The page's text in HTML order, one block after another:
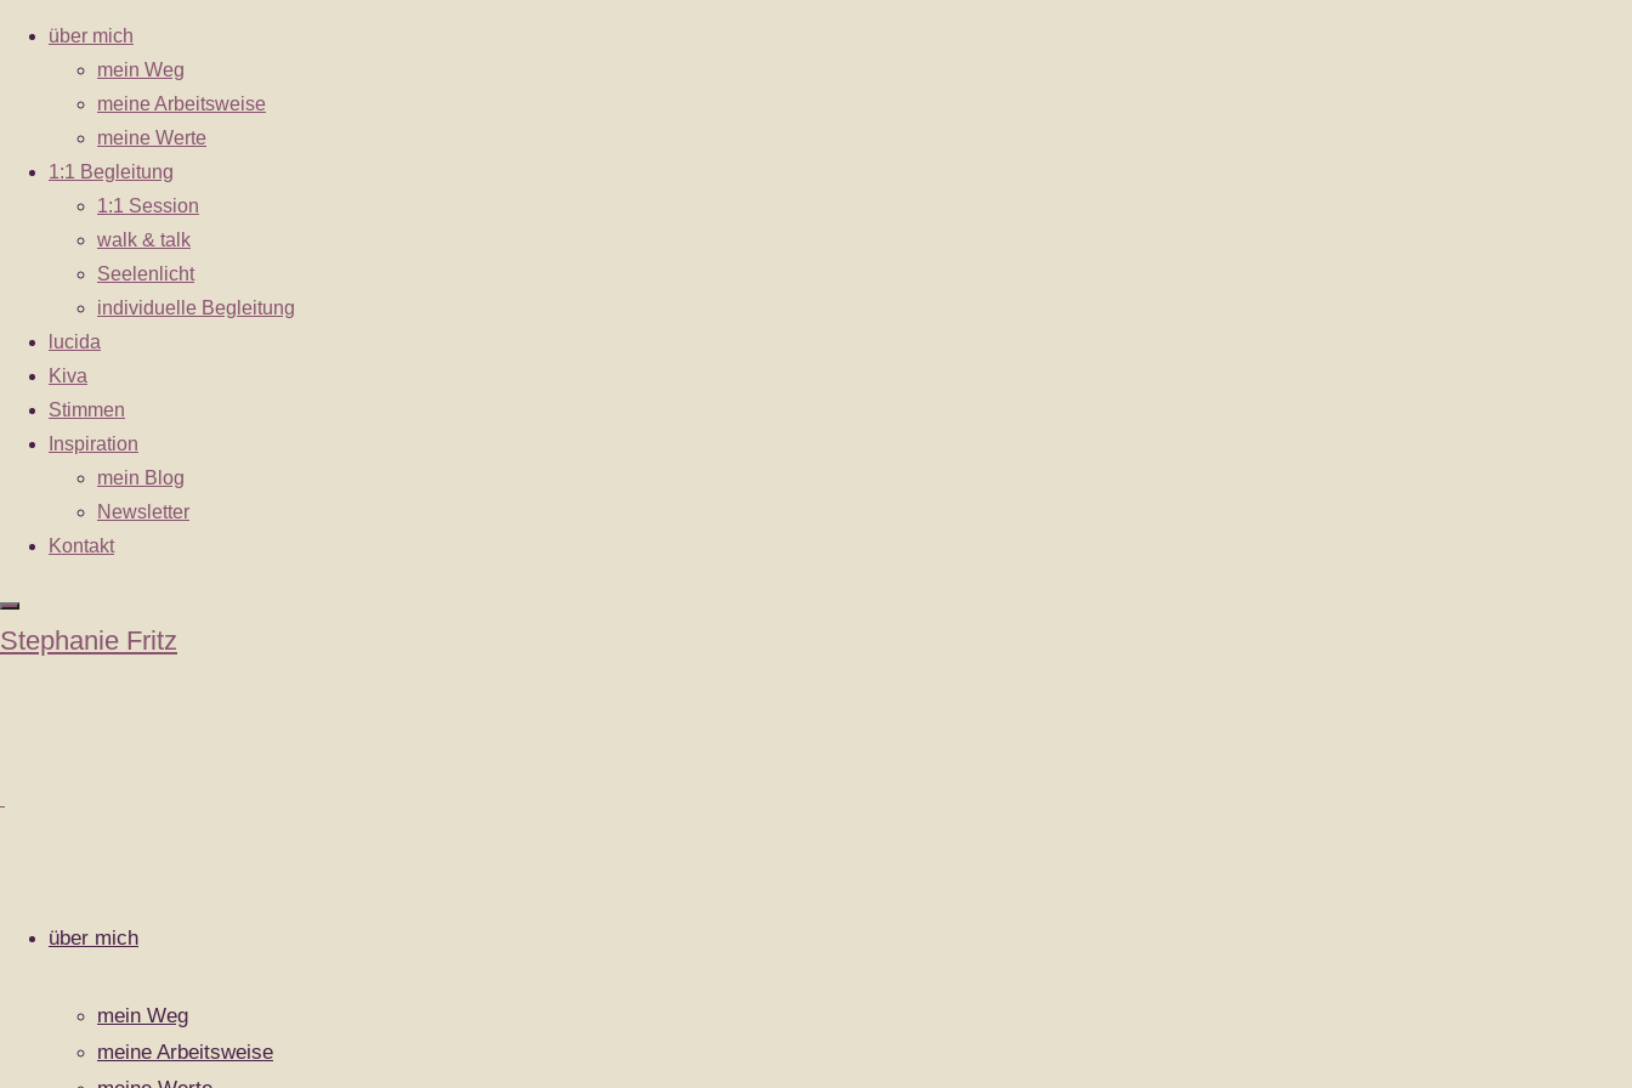
Inhalt
springen
über mich
mein Weg
meine Arbeitsweise
meine Werte
1:1 Begleitung
1:1 Session
walk & talk
Seelenlicht
individuelle Begleitung
lucida
Kiva
Stimmen
Inspiration
mein Blog
Newsletter
Kontakt
Stephanie Fritz
über mich
mein Weg
meine Arbeitsweise
bin einfach nur dankbar
Ein wundervolles Wochenende mit der Freude am SEIN. So hat eine ganz spannende Zeit begonnen und ich denke mit Freude an den tollen
Workshop von Stephanie in Wien zurück; hat er mir neue Sichten beschert, die ich sofort umsetzen hab können….
Auch hat er mir meine Flügel um ein wesentliches verlängert, so bin ich gewachsen in Größe und Form … und flieg jetzt in noch höheren Lüften. Nicht
Impressum|
Datenschutzerklärung
Cookie-Richtlinie (EU)
Zurück
nach